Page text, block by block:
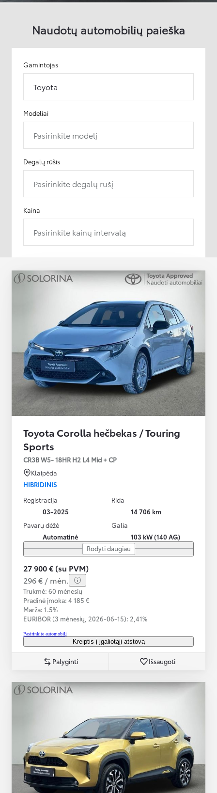
Naudotų automobilių paieška
Gamintojas
Toyota
Modeliai
Pasirinkite modelį
Degalų rūšis
Pasirinkite degalų rūšį
Kaina
Pasirinkite kainų intervalą
Toyota Corolla hečbekas / Touring
Sports
CR3B W5- 18HR H2 L4 Mid + CP
Klaipėda
HIBRIDINIS
Registracija
03-2025
Rida
14 706 km
Pavarų dėžė
Automatinė
Galia
103 kW (140 AG)
Rodyti daugiau
27 900 € (su PVM)
296 € / mėn.
Trukmė: 60 mėnesių
Pradinė įmoka: 4 185 €
Marža: 1.5%
EURIBOR (3 mėnesių, 2026-06-15): 2,41%
Pasirinkite automobilį
Kreiptis į įgaliotąjį atstovą
Palyginti Išsaugoti